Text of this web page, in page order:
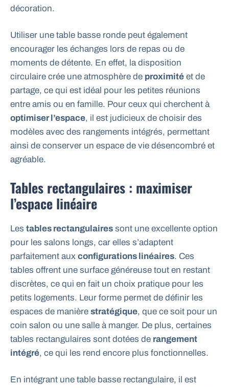
décoration.
Utiliser une table basse ronde peut également
encourager les échanges lors de repas ou de
moments de détente. En effet, la disposition
circulaire crée une atmosphère de proximité et de
partage, ce qui est idéal pour les petites réunions
entre amis ou en famille. Pour ceux qui cherchent à
optimiser l’espace, il est judicieux de choisir des
modèles avec des rangements intégrés, permettant
ainsi de conserver un espace de vie désencombré et
agréable.
Tables rectangulaires : maximiser
l’espace linéaire
Les tables rectangulaires sont une excellente option
pour les salons longs, car elles s’adaptent
parfaitement aux configurations linéaires. Ces
tables offrent une surface généreuse tout en restant
discrètes, ce qui en fait un choix pratique pour les
petits logements. Leur forme permet de définir les
espaces de manière stratégique, que ce soit pour un
coin salon ou une salle à manger. De plus, certaines
tables rectangulaires sont dotées de rangement
intégré, ce qui les rend encore plus fonctionnelles.
En intégrant une table basse rectangulaire, il est